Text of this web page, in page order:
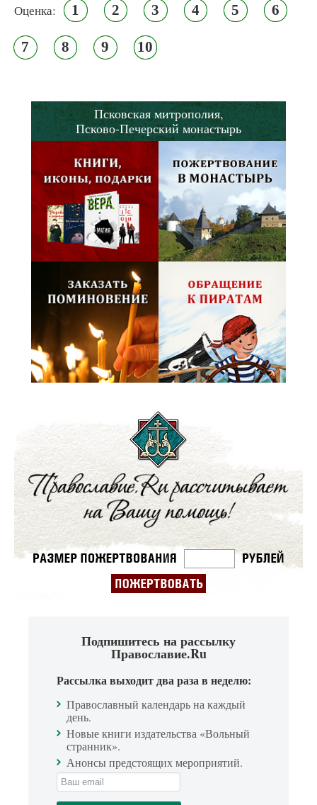
Оценка: 1 2 3 4 5 6
7 8 9 10
Псковская митрополия,
Псково-Печерский монастырь
Подпишитесь на рассылку
Православие.Ru
Рассылка выходит два раза в неделю:
Православный календарь на каждый
день.
Новые книги издательства «Вольный
странник».
Анонсы предстоящих мероприятий.